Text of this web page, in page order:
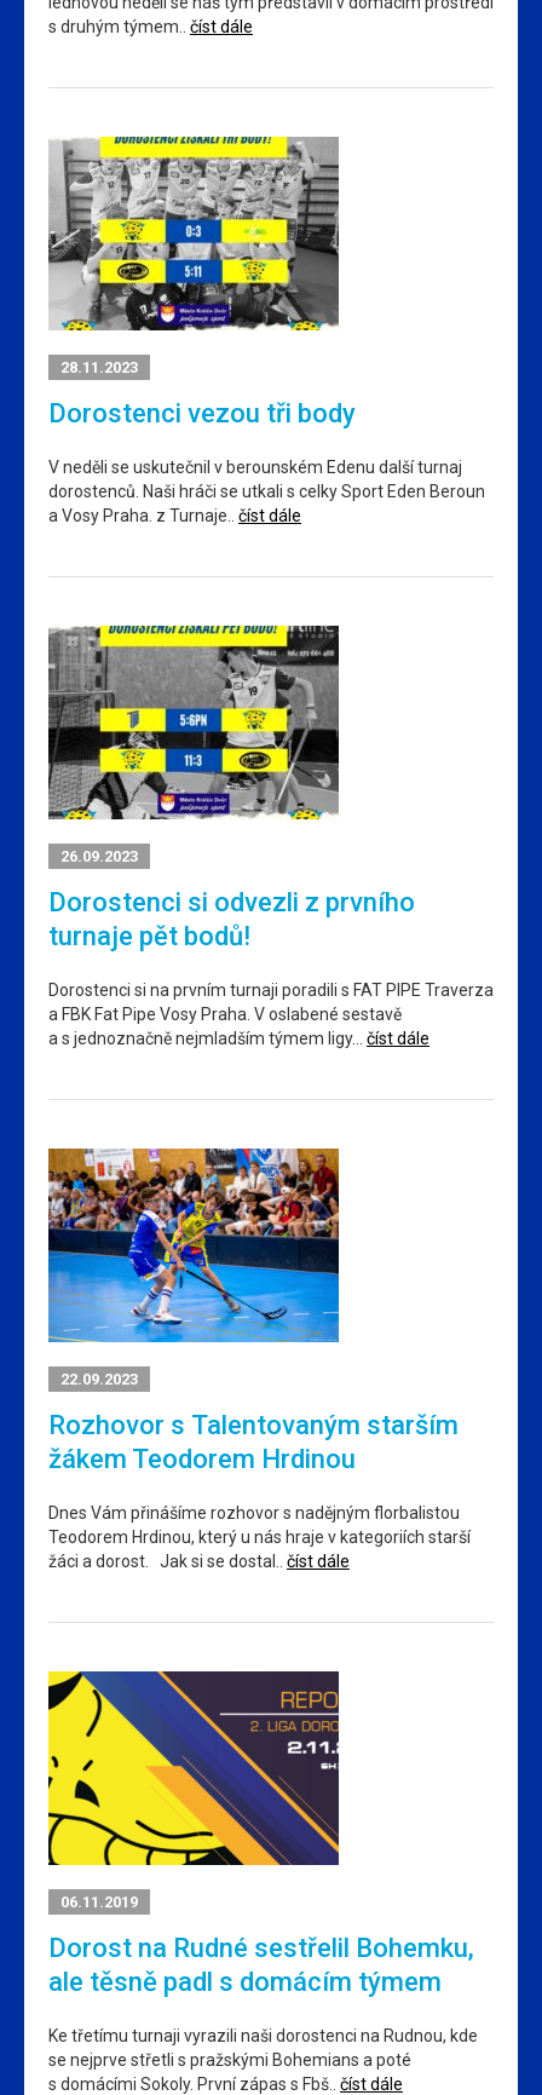
s druhým týmem.. číst dále
28.11.2023
Dorostenci vezou tři body
V neděli se uskutečnil v berounském Edenu další turnaj
dorostenců. Naši hráči se utkali s celky Sport Eden Beroun
a Vosy Praha. z Turnaje.. číst dále
26.09.2023
Dorostenci si odvezli z prvního
turnaje pět bodů!
Dorostenci si na prvním turnaji poradili s FAT PIPE Traverza
a FBK Fat Pipe Vosy Praha. V oslabené sestavě
a s jednoznačně nejmladším týmem ligy… číst dále
22.09.2023
Rozhovor s Talentovaným starším
žákem Teodorem Hrdinou
Dnes Vám přinášíme rozhovor s nadějným florbalistou
Teodorem Hrdinou, který u nás hraje v kategoriích starší
žáci a dorost. Jak si se dostal.. číst dále
06.11.2019
Dorost na Rudné sestřelil Bohemku,
ale těsně padl s domácím týmem
Ke třetímu turnaji vyrazili naši dorostenci na Rudnou, kde
se nejprve střetli s pražskými Bohemians a poté
s domácími Sokoly. První zápas s Fbš.. číst dále